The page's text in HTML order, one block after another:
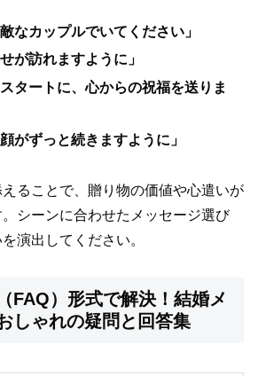
なカップルでいてください」
が訪れますように」
スタートに、心からの祝福を送りま
がずっと続きますように」
ることで、贈り物の価値や心遣いが
シーンに合わせたメッセージ選び
演出してください。
FAQ）形式で解決！結婚メ
しゃれの疑問と回答集